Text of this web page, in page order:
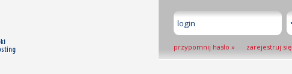
przypomnij hasło » zarejestruj się